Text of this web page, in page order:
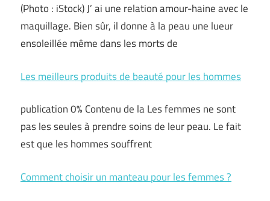
(Photo : iStock) J’ ai une relation amour-haine avec le
maquillage. Bien sûr, il donne à la peau une lueur
ensoleillée même dans les morts de
Les meilleurs produits de beauté pour les hommes
publication 0% Contenu de la Les femmes ne sont
pas les seules à prendre soins de leur peau. Le fait
est que les hommes souffrent
Comment choisir un manteau pour les femmes ?